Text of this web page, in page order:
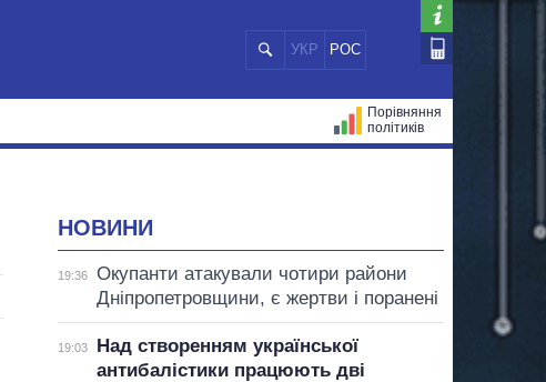
УКР РОС
Порівняння
політиків
НОВИНИ
19:36
Окупанти атакували чотири райони
Дніпропетровщини, є жертви і поранені
19:03
Над створенням української
антибалістики працюють дві